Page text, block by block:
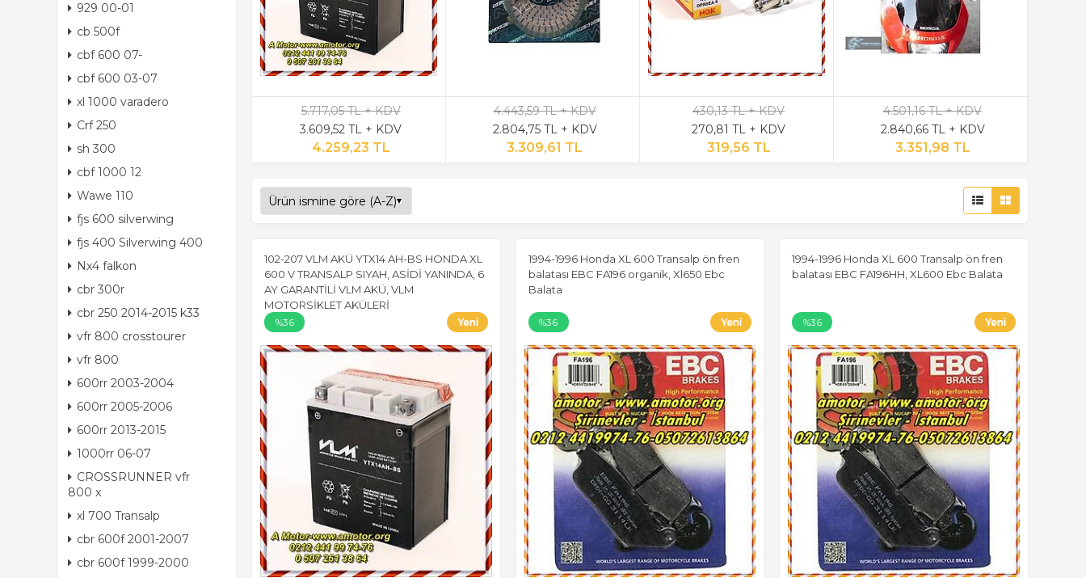
929 00-01
cb 500f
cbf 600 07-
cbf 600 03-07
xl 1000 varadero
Crf 250
sh 300
cbf 1000 12
Wawe 110
fjs 600 silverwing
fjs 400 Silverwing 400
Nx4 falkon
cbr 300r
cbr 250 2014-2015 k33
vfr 800 crosstourer
vfr 800
600rr 2003-2004
600rr 2005-2006
600rr 2013-2015
1000rr 06-07
CROSSRUNNER vfr
800 x
xl 700 Transalp
cbr 600f 2001-2007
cbr 600f 1999-2000
5.717,05 TL + KDV
3.609,52 TL + KDV
4.259,23 TL
4.443,59 TL + KDV
2.804,75 TL + KDV
3.309,61 TL
430,13 TL + KDV
270,81 TL + KDV
319,56 TL
4.501,16 TL + KDV
2.840,66 TL + KDV
3.351,98 TL
102-207 VLM AKÜ YTX14 AH-BS HONDA XL
600 V TRANSALP SIYAH, ASİDİ YANINDA, 6
AY GARANTİLİ VLM AKÜ, VLM
MOTORSİKLET AKÜLERİ
%36
1994-1996 Honda XL 600 Transalp ön fren
balatası EBC FA196 organik, Xl650 Ebc
Balata
%36
1994-1996 Honda XL 600 Transalp ön fren
balatası EBC FA196HH, XL600 Ebc Balata
%36